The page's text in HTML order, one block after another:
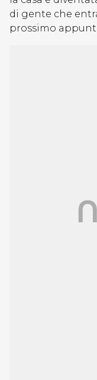
di gente che
prossimo